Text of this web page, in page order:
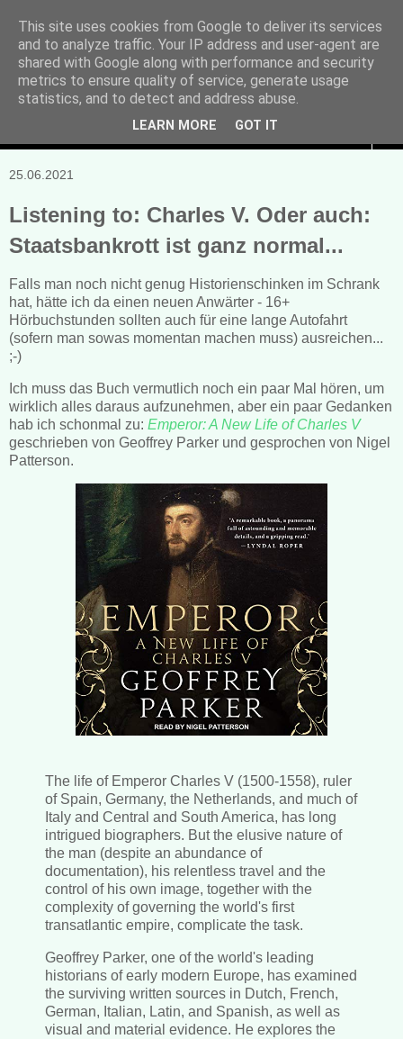
Manuela Sonntag
Bücher, Blogs & mehr
25.06.2021
Listening to: Charles V. Oder auch:
Staatsbankrott ist ganz normal...
Falls man noch nicht genug Historienschinken im Schrank
hat, hätte ich da einen neuen Anwärter - 16+
Hörbuchstunden sollten auch für eine lange Autofahrt
(sofern man sowas momentan machen muss) ausreichen...
;-)
Ich muss das Buch vermutlich noch ein paar Mal hören, um
wirklich alles daraus aufzunehmen, aber ein paar Gedanken
hab ich schonmal zu: Emperor: A New Life of Charles V
geschrieben von Geoffrey Parker und gesprochen von Nigel
Patterson.
The life of Emperor Charles V (1500-1558), ruler
of Spain, Germany, the Netherlands, and much of
Italy and Central and South America, has long
intrigued biographers. But the elusive nature of
the man (despite an abundance of
documentation), his relentless travel and the
control of his own image, together with the
complexity of governing the world's first
transatlantic empire, complicate the task.
Geoffrey Parker, one of the world's leading
historians of early modern Europe, has examined
the surviving written sources in Dutch, French,
German, Italian, Latin, and Spanish, as well as
visual and material evidence. He explores the
This site uses cookies from Google to deliver its services
and to analyze traffic. Your IP address and user-agent are
shared with Google along with performance and security
metrics to ensure quality of service, generate usage
statistics, and to detect and address abuse.
LEARN MORE GOT IT